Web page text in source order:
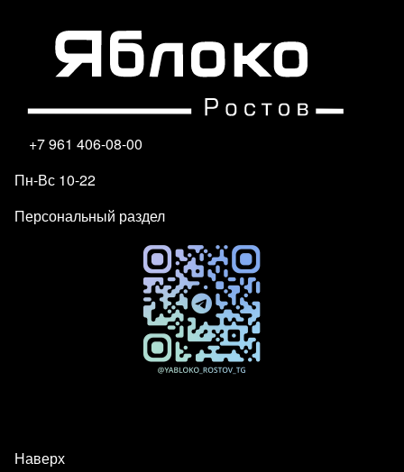
+7 961 406-08-00
Пн-Вс 10-22
Персональный раздел
Наверх